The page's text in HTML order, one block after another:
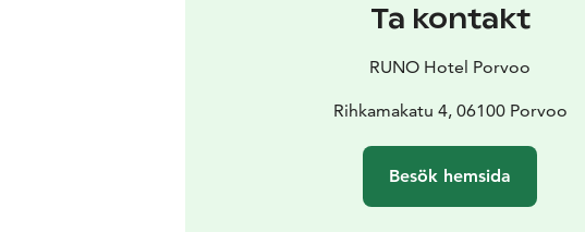
Ta kontakt
RUNO Hotel Porvoo
Rihkamakatu 4, 06100 Porvoo
Besök hemsida